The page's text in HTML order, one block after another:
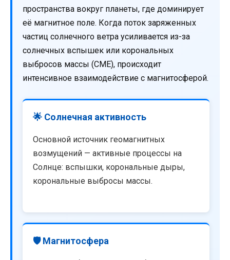
пространства вокруг планеты, где доминирует
её магнитное поле. Когда поток заряженных
частиц солнечного ветра усиливается из-за
солнечных вспышек или корональных
выбросов массы (CME), происходит
интенсивное взаимодействие с магнитосферой.
🌟 Солнечная активность
Основной источник геомагнитных
возмущений — активные процессы на
Солнце: вспышки, корональные дыры,
корональные выбросы массы.
🛡️ Магнитосфера